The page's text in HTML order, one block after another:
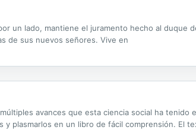
un lado, mantiene el juramento hecho al duque
de sus nuevos señores. Vive en
avances que esta ciencia social ha tenido
plasmarlos en un libro de fácil comprensión. El